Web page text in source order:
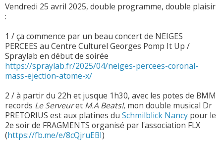
Vendredi 25 avril 2025, double programme, double plaisir
:
1 / ça commence par un beau concert de NEIGES
PERCEES au Centre Culturel Georges Pomp It Up /
Spraylab en début de soirée
https://spraylab.fr/2025/04/neiges-percees-coronal-
mass-ejection-atome-x/
2 / à partir du 22h et jusque 1h30, avec les potes de BMM
records Le Serveuret M.A Beats!, mon double musical Dr
PRETORIUS est aux platines du Schmilblick Nancy pour le
2e soir de FRAGMENTS organisé par l'association FLX
(https://fb.me/e/8cQjruEBI)